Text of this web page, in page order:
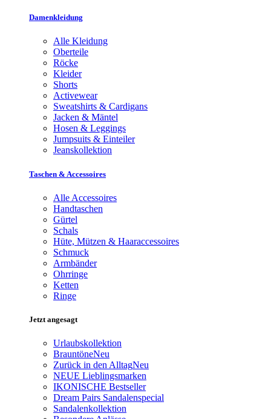
Damenkleidung
Alle Kleidung
Oberteile
Röcke
Kleider
Shorts
Activewear
Sweatshirts & Cardigans
Jacken & Mäntel
Hosen & Leggings
Jumpsuits & Einteiler
Jeanskollektion
Taschen & Accessoires
Alle Accessoires
Handtaschen
Gürtel
Schals
Hüte, Mützen & Haaraccessoires
Schmuck
Armbänder
Ohrringe
Ketten
Ringe
Jetzt angesagt
Urlaubskollektion
BrauntöneNeu
Zurück in den AlltagNeu
NEUE Lieblingsmarken
IKONISCHE Bestseller
Dream Pairs Sandalenspecial
Sandalenkollektion